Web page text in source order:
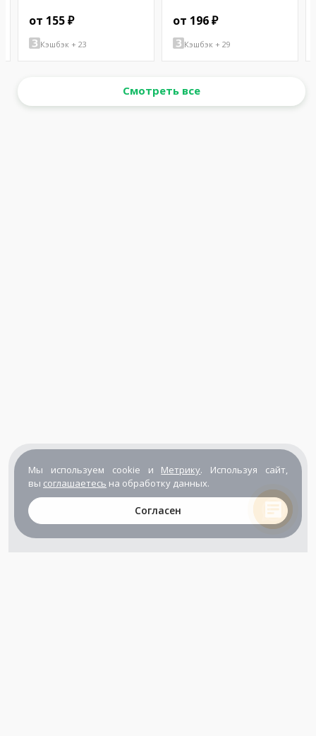
от 155 ₽
Кэшбэк + 23
от 196 ₽
Кэшбэк + 29
Смотреть все
Мы используем cookie и Метрику. Используя сайт,
вы соглашаетесь на обработку данных.
Согласен